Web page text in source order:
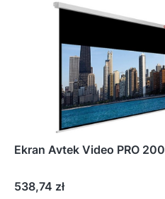
Ekran Avtek Video PRO 200
Cena
538,74 zł